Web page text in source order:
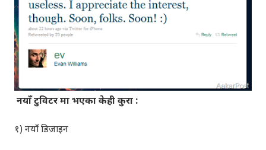
नयाँ टुविटर मा भएका केही कुरा :
१) नयाँ डिजाइन